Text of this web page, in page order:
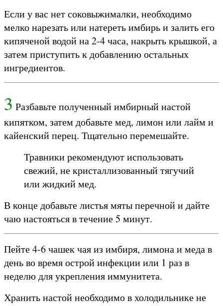
Если у вас нет соковыжималки, необходимо
мелко нарезать или натереть имбирь и залить его
кипяченой водой на 2-4 часа, накрыть крышкой, а
затем приступить к добавлению остальных
ингредиентов.
3 Разбавьте полученныйимбирный настой
кипятком, затем добавьте мед, лимон или лайм и
кайенский перец. Тщательно перемешайте.
Травники рекомендуют использовать
свежий, не кристаллизованный тягучий
или жидкий мед.
В конце добавьте листья мяты перечной и дайте
чаю настояться в течение 5 минут.
Пейте 4-6 чашек чая из имбиря, лимона и меда в
день во время острой инфекции или 1 раз в
неделю для укрепления иммунитета.
Хранить настой необходимо в холодильнике не